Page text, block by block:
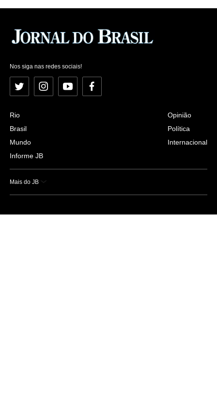
Nos siga nas redes sociais!
Twitter InstagramYouTubeFacebook
Rio
Brasil
Mundo
Informe JB
Opinião
Política
Internacional
Mais do JB
Esportes